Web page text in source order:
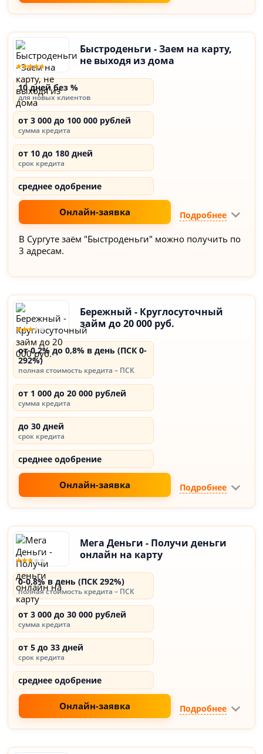
Быстроденьги - Заем на карту,
не выходя из дома
10 дней без %
для новых клиентов
от 3 000 до 100 000 рублей
сумма кредита
от 10 до 180 дней
срок кредита
среднее одобрение
Онлайн-заявка Подробнее
В Сургуте заём "Быстроденьги" можно получить по
3 адресам.
Бережный - Круглосуточный
займ до 20 000 руб.
от 0,2% до 0,8% в день (ПСК 0-
292%)
полная стоимость кредита – ПСК
от 1 000 до 20 000 рублей
сумма кредита
до 30 дней
срок кредита
среднее одобрение
Онлайн-заявка Подробнее
Мега Деньги - Получи деньги
онлайн на карту
0-0,8% в день (ПСК 292%)
полная стоимость кредита – ПСК
от 3 000 до 30 000 рублей
сумма кредита
от 5 до 33 дней
срок кредита
среднее одобрение
Онлайн-заявка Подробнее